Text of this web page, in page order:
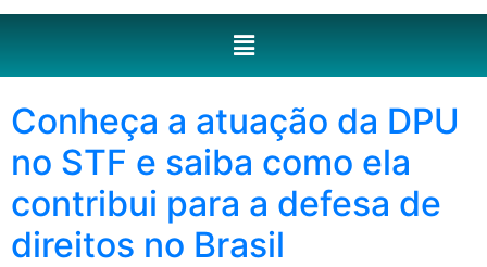
Conheça a atuação da DPU
no STF e saiba como ela
contribui para a defesa de
direitos no Brasil